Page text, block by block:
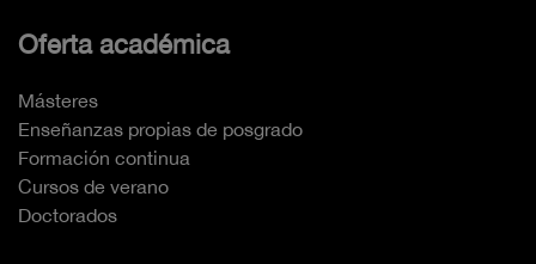
Oferta académica
Másteres
Enseñanzas propias de posgrado
Formación continua
Cursos de verano
Doctorados